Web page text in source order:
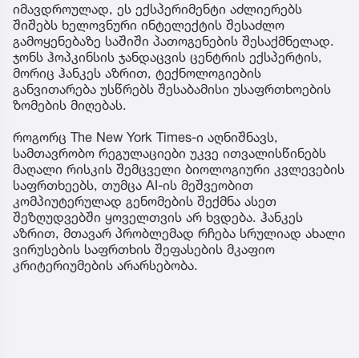
იმავდროულად, ეს ექსპერიმენტი აძლიერებს
შიშებს ხელოვნური ინტელექტის შესაძლო
გამოყენებაზე საშიში პათოგენების შესაქმნელად.
ჯონს ჰოპკინსის ჯანდაცვის ცენტრის ექსპერტის,
მორიც ჰანკეს აზრით, ტექნოლოგიების
განვითარება უსწრებს შესაბამისი უსაფრთხოების
ზომების მიღებას.
როგორც The New York Times-ი აღნიშნავს,
სამთავრობო რეგულაციები უკვე ითვალისწინებს
მაღალი რისკის შემცველი ბიოლოგიური კვლევების
საფრთხეებს, თუმცა AI-ის მეშვეობით
კომპიუტერულად გენომების შექმნა ასეთ
შეზღუდვებში ყოველთვის არ ხვდება. ჰანკეს
აზრით, მთავარ პრობლემად რჩება სრულიად ახალი
ვირუსების საფრთხის შეფასების მკაფიო
კრიტერიუმების არარსებობა.